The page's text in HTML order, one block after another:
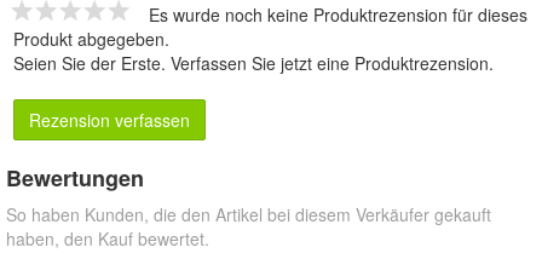
Es wurde noch keine Produktrezension für dieses
Produkt abgegeben.
Seien Sie der Erste. Verfassen Sie jetzt eine Produktrezension.
Rezension verfassen
Bewertungen
So haben Kunden, die den Artikel bei diesem Verkäufer gekauft
haben, den Kauf bewertet.